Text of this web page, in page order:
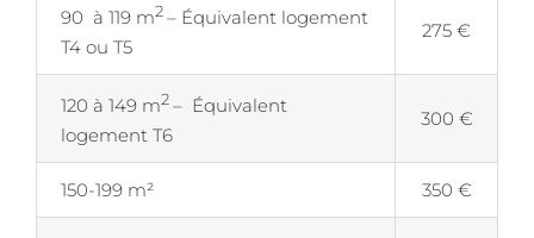
90 à 119 m2 – Équivalent logement
T4 ou T5
275 €
120 à 149 m2 – Équivalent
logement T6
300 €
150-199 m² 350 €